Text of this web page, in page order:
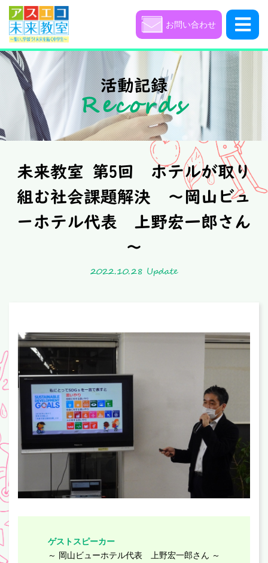
未来教室とは
活動記録
塾長・スタッフ紹介
アクセス
お知らせ
お問い合わせ
活動記録
Records
未来教室 第5回 ホテルが取り
組む社会課題解決 ～岡山ビュ
ーホテル代表 上野宏一郎さん
～
2022.10.28 Update
ゲストスピーカー
～ 岡山ビューホテル代表 上野宏一郎さん ～